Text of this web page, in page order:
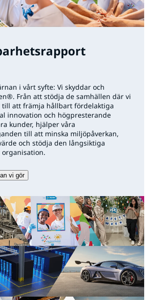
i vårt syfte: Vi skyddar och
Från att stödja de samhällen där vi
till att främja hållbart fördelaktiga
innovation och högpresterande
kunder, hjälper våra
till att minska miljöpåverkan,
och stödja den långsiktiga
vi gör